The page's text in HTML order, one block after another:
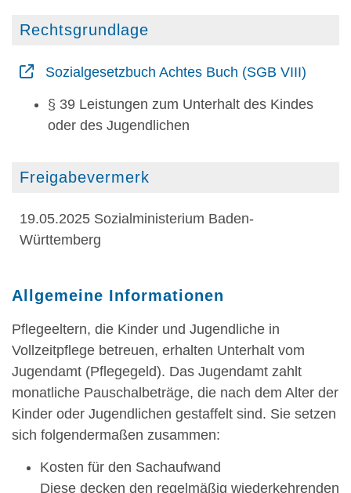
Rechtsgrundlage
Sozialgesetzbuch Achtes Buch (SGB VIII)
§ 39 Leistungen zum Unterhalt des Kindes
oder des Jugendlichen
Freigabevermerk
19.05.2025 Sozialministerium Baden-
Württemberg
Allgemeine Informationen
Pflegeeltern, die Kinder und Jugendliche in
Vollzeitpflege betreuen, erhalten Unterhalt vom
Jugendamt (Pflegegeld). Das Jugendamt zahlt
monatliche Pauschalbeträge, die nach dem Alter der
Kinder oder Jugendlichen gestaffelt sind. Sie setzen
sich folgendermaßen zusammen:
Kosten für den Sachaufwand
Diese decken den regelmäßig wiederkehrenden